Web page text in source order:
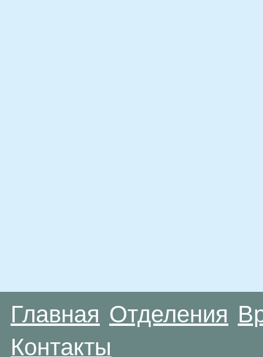
Главная Отделения
Контакты